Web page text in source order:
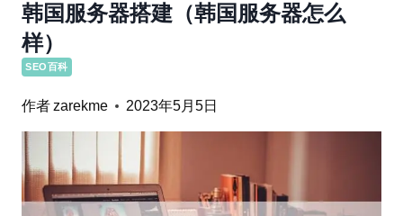
韩国服务器搭建（韩国服务器怎么
样）
SEO百科
作者zarekme 2023年5月5日